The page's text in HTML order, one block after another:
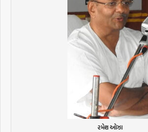
રમેશ ઓઝા